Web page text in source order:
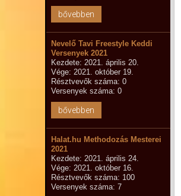
bővebben
Nevelő Tavi Freestyle Keddi
Versenyek 2021
Kezdete: 2021. április 20.
Vége: 2021. október 19.
Résztvevők száma: 0
Versenyek száma: 0
bővebben
Halat.hu Methodozás Mesterei
2021
Kezdete: 2021. április 24.
Vége: 2021. október 16.
Résztvevők száma: 100
Versenyek száma: 7